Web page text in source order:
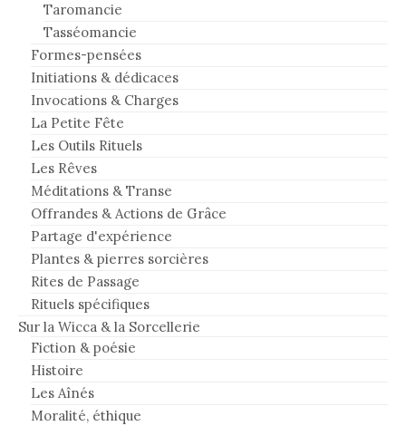
Taromancie
Tasséomancie
Formes-pensées
Initiations & dédicaces
Invocations & Charges
La Petite Fête
Les Outils Rituels
Les Rêves
Méditations & Transe
Offrandes & Actions de Grâce
Partage d'expérience
Plantes & pierres sorcières
Rites de Passage
Rituels spécifiques
Sur la Wicca & la Sorcellerie
Fiction & poésie
Histoire
Les Aînés
Moralité, éthique